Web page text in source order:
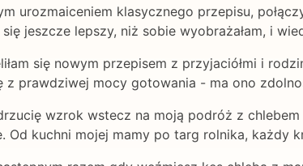
urozmaiceniem klasycznego przepisu,
się jeszcze lepszy, niż sobie wyobrażałam, i
się nowym przepisem z przyjaciółmi i
z prawdziwej mocy gotowania - ma ono
wzrok wstecz na moją podróż z
Od kuchni mojej mamy po targ rolnika, każdy